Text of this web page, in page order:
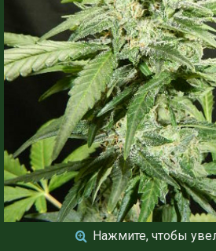
Нажмите, чтобы